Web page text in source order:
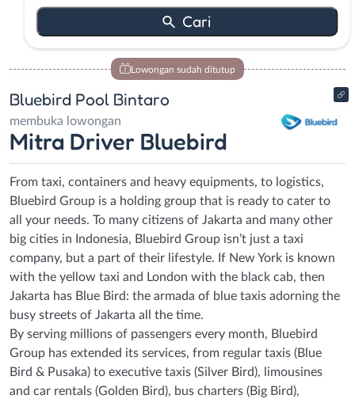
Lowongan sudah ditutup
Bluebird Pool Bintaro
membuka lowongan
Mitra Driver Bluebird
From taxi, containers and heavy equipments, to logistics,
Bluebird Group is a holding group that is ready to cater to
all your needs. To many citizens of Jakarta and many other
big cities in Indonesia, Bluebird Group isn’t just a taxi
company, but a part of their lifestyle. If New York is known
with the yellow taxi and London with the black cab, then
Jakarta has Blue Bird: the armada of blue taxis adorning the
busy streets of Jakarta all the time.
By serving millions of passengers every month, Bluebird
Group has extended its services, from regular taxis (Blue
Bird & Pusaka) to executive taxis (Silver Bird), limousines
and car rentals (Golden Bird), bus charters (Big Bird),